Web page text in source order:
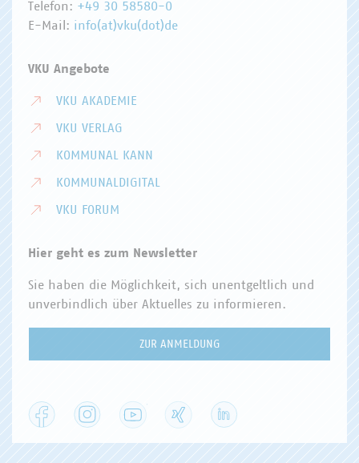
Telefon: +49 30 58580-0
E-Mail: info(at)vku(dot)de
VKU Angebote
VKU AKADEMIE
VKU VERLAG
KOMMUNAL KANN
KOMMUNALDIGITAL
VKU FORUM
Hier geht es zum Newsletter
Sie haben die Möglichkeit, sich unentgeltlich und
unverbindlich über Aktuelles zu informieren.
ZUR ANMELDUNG
Facebook Instagram YouTube